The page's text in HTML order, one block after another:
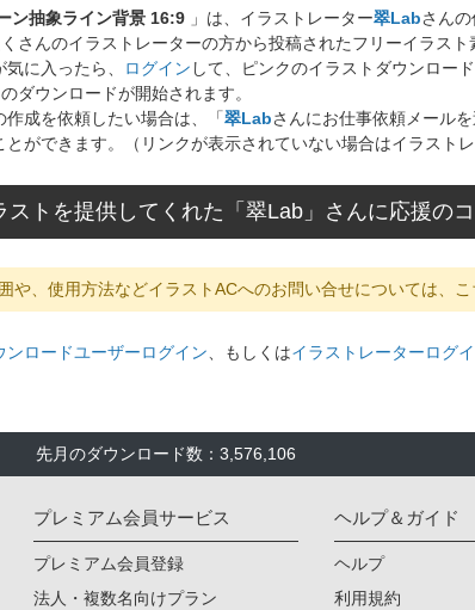
ン抽象ライン背景 16:9 」は、イラストレーター翠Labさん
さんのイラストレーターの方から投稿されたフリーイラス
に入ったら、
ログイン して、ピンクのイラストダウンロー
のダウンロードが開始されます。
作成を依頼したい場合は、「翠Labさんにお仕事依頼メール
とができます。（リンクが表示されていない場合はイラスト
ストを提供してくれた「翠Lab」さんに応援の
や、使用方法などイラストACへのお問い合せについては、
ンロードユーザーログイン 、もしくはイラストレーターログ
先月のダウンロード数：3,576,106
プレミアム会員サービス
プレミアム会員登録
法人・複数名向けプラン
ヘルプ＆ガイド
ヘルプ
利用規約